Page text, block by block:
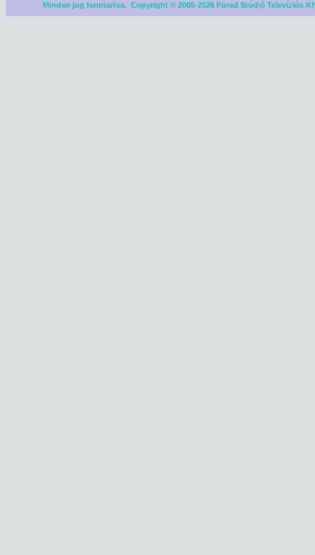
Minden jog fenntartva. Copyright © 2005-2026 Füred Stúdió Televíziós